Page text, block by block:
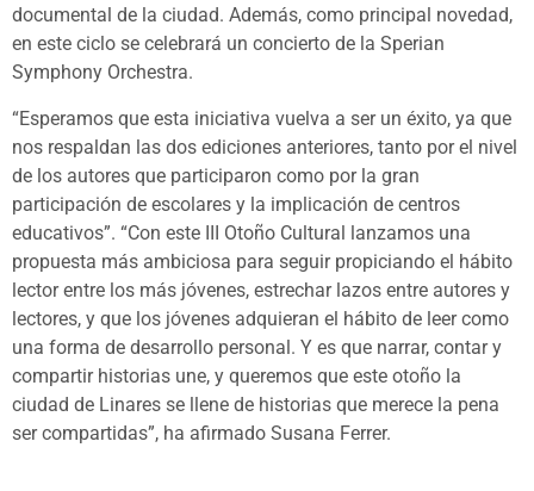
documental de la ciudad. Además, como principal novedad,
en este ciclo se celebrará un concierto de la Sperian
Symphony Orchestra.
“Esperamos que esta iniciativa vuelva a ser un éxito, ya que
nos respaldan las dos ediciones anteriores, tanto por el nivel
de los autores que participaron como por la gran
participación de escolares y la implicación de centros
educativos”. “Con este III Otoño Cultural lanzamos una
propuesta más ambiciosa para seguir propiciando el hábito
lector entre los más jóvenes, estrechar lazos entre autores y
lectores, y que los jóvenes adquieran el hábito de leer como
una forma de desarrollo personal. Y es que narrar, contar y
compartir historias une, y queremos que este otoño la
ciudad de Linares se llene de historias que merece la pena
ser compartidas”, ha afirmado Susana Ferrer.